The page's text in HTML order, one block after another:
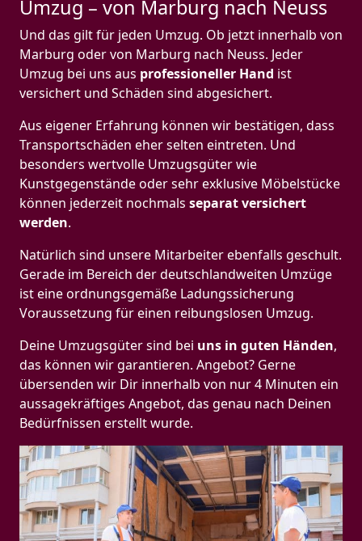
Umzug – von Marburg nach Neuss
Und das gilt für jeden Umzug. Ob jetzt innerhalb von
Marburg oder von Marburg nach Neuss. Jeder
Umzug bei uns aus professioneller Hand ist
versichert und Schäden sind abgesichert.
Aus eigener Erfahrung können wir bestätigen, dass
Transportschäden eher selten eintreten. Und
besonders wertvolle Umzugsgüter wie
Kunstgegenstände oder sehr exklusive Möbelstücke
können jederzeit nochmals separat versichert
werden.
Natürlich sind unsere Mitarbeiter ebenfalls geschult.
Gerade im Bereich der deutschlandweiten Umzüge
ist eine ordnungsgemäße Ladungssicherung
Voraussetzung für einen reibungslosen Umzug.
Deine Umzugsgüter sind bei uns in guten Händen,
das können wir garantieren. Angebot? Gerne
übersenden wir Dir innerhalb von nur 4 Minuten ein
aussagekräftiges Angebot, das genau nach Deinen
Bedürfnissen erstellt wurde.